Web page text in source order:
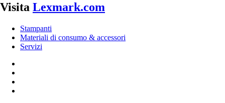
Visita Lexmark.com
Stampanti
Materiali di consumo & accessori
Servizi